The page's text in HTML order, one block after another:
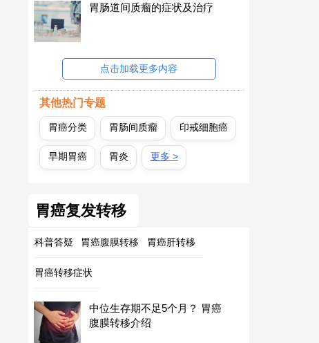
胃肠道间质瘤的症状及治疗
点击加载更多内容
其他热门专题
胃癌分类 胃肠间质瘤 印戒细胞癌
早期胃癌 胃炎 更多 >
胃癌复发转移
科普答疑 胃癌腹膜转移 胃癌肝转移
胃癌转移症状
中位生存期不足5个月？ 胃癌
腹膜转移介绍